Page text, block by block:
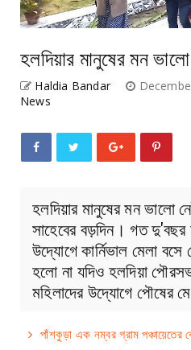
হলদিয়ার মানুষের মন
Haldia Bandar
News
হলদিয়ার মানুষের মন ভালো
সাহেবের বড়দিন। গত
উদ্যোগে কার্নিভাল মেলা
হলো না যদিও হলদিয়া
মহিলাদের উদ্যোগে পৌষের
পাঁশকুড়া এক নম্বর গ্রাম পঞ্চায়েতের